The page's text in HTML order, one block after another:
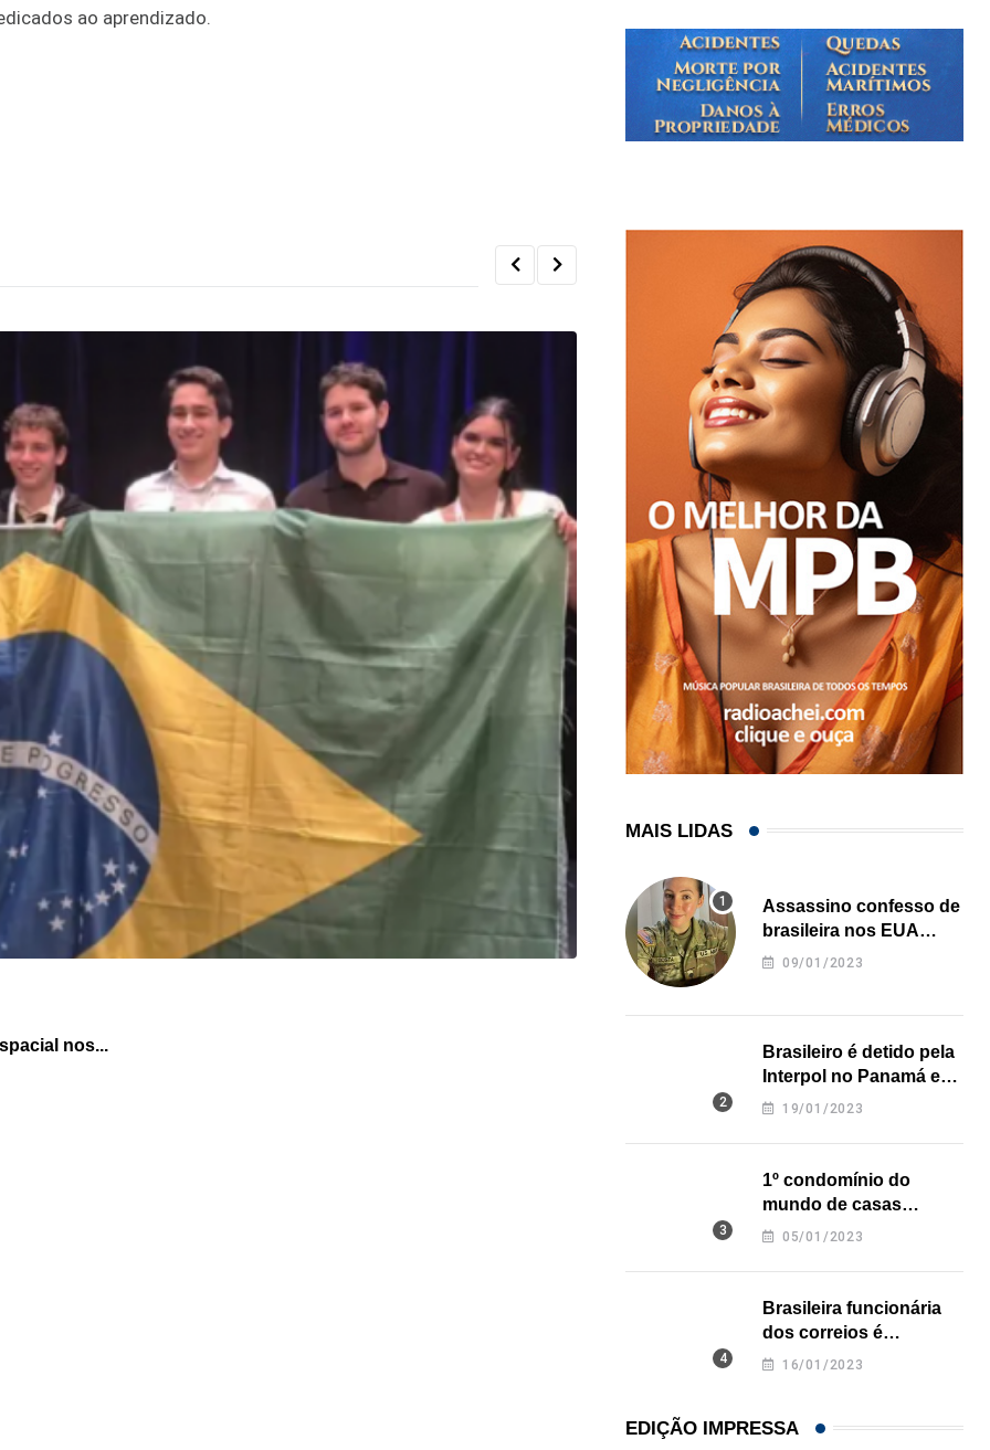
ao aprendizado.
nos... Peças de armas saíam da Flórida para o...
MAIS LIDAS
Assassino confesso de
brasileira nos EUA
revela onde deixou o
09/01/2023
Brasileiro é detido pela
Interpol no Panamá e
pode pegar prisão
19/01/2023
1º condomínio do
mundo de casas
impressas em 3D é
05/01/2023
Brasileira funcionária
dos correios é
assassinada a facadas
16/01/2023
EDIÇÃO IMPRESSA